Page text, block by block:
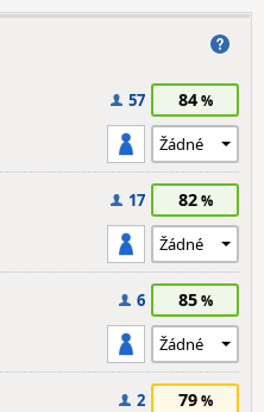
57 84
17 82
6 85
2 79